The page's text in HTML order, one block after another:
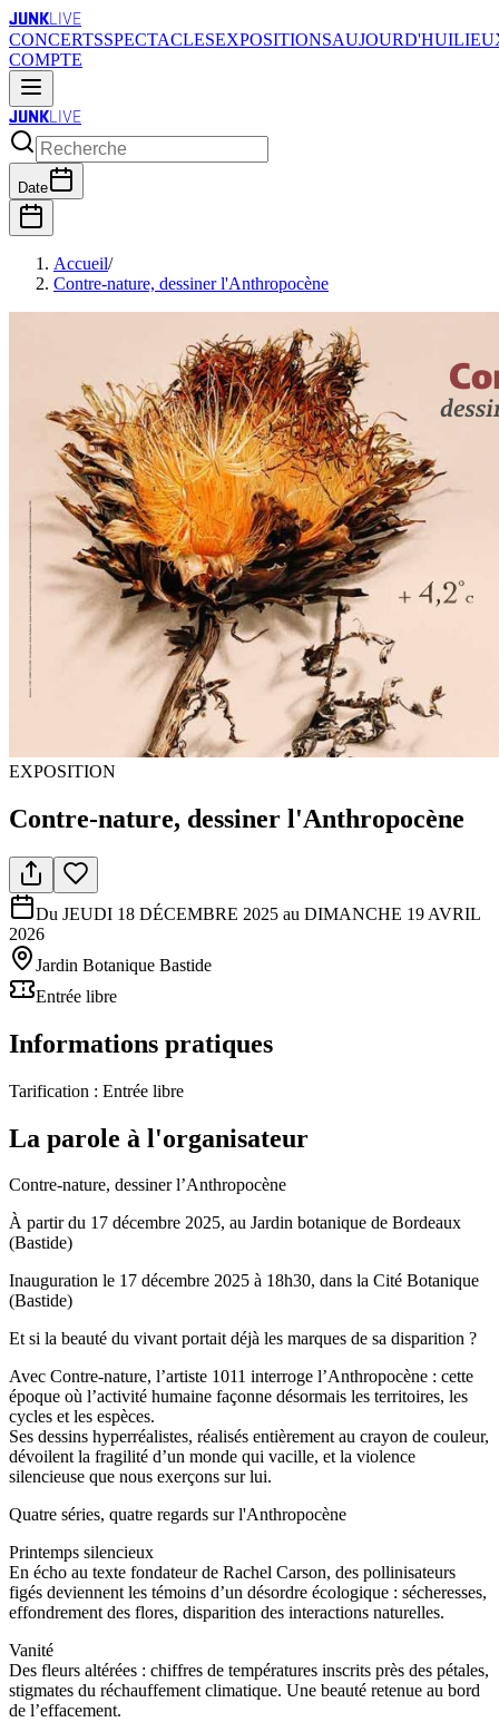
JUNKLIVE
CONCERTSSPECTACLESEXPOSITIONSAUJOURD'HUI
COMPTE
JUNKLIVE
Date
Accueil/
Contre-nature, dessiner l'Anthropocène
EXPOSITION
Contre-nature, dessiner l'Anthropocène
Du JEUDI 18 DÉCEMBRE 2025 au DIMANCHE 19 AVRIL
2026
Jardin Botanique Bastide
Entrée libre
Informations pratiques
Tarification : Entrée libre
La parole à l'organisateur
Contre-nature, dessiner l’Anthropocène
À partir du 17 décembre 2025, au Jardin botanique de Bordeaux
(Bastide)
Inauguration le 17 décembre 2025 à 18h30, dans la Cité Botanique
(Bastide)
Et si la beauté du vivant portait déjà les marques de sa disparition ?
Avec Contre-nature, l’artiste 1011 interroge l’Anthropocène : cette
époque où l’activité humaine façonne désormais les territoires, les
cycles et les espèces.
Ses dessins hyperréalistes, réalisés entièrement au crayon de couleur,
dévoilent la fragilité d’un monde qui vacille, et la violence
silencieuse que nous exerçons sur lui.
Quatre séries, quatre regards sur l'Anthropocène
Printemps silencieux
En écho au texte fondateur de Rachel Carson, des pollinisateurs
figés deviennent les témoins d’un désordre écologique : sécheresses,
effondrement des flores, disparition des interactions naturelles.
Vanité
Des fleurs altérées : chiffres de températures inscrits près des pétales,
stigmates du réchauffement climatique. Une beauté retenue au bord
de l’effacement.